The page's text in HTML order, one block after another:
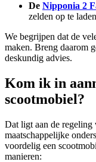
De Nipponia 2
zelden op te
We begrijpen dat de
maken. Breng daarom
deskundig advies.
Kom ik in
scootmobiel?
Dat ligt aan de regeling
maatschappelijke
voordelig een
manieren: